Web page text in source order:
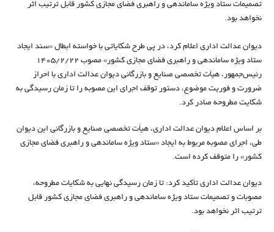
تصمیمات ستاد ویژه ساماندهی و راهبری فضای مجازی کشور قابل ترتیب اثر
نخواهد بود.
دیوان عدالت اداری اعلام کرد، در پی طرح شکایاتی با خواسته ابطال «سند ایجاد
ستاد ویژه ساماندهی و راهبری فضای مجازی کشور» مصوب ۱۴۰۵/۲/۲۲
رئیس‌جمهور، هیأت تخصصی صنایع و بازرگانی دیوان عدالت اداری با احراز
ضرورت و فوریت موضوع، دستور توقف اجرای این مصوبه را تا زمان رسیدگی به
شکایت مطروحه صادر کرد.
بر اساس اعلام دیوان عدالت اداری، هیأت تخصصی صنایع و بازرگانی این دیوان
طی، اجرای مصوبه مربوط به ایجاد «ستاد ویژه ساماندهی و راهبری فضای مجازی
کشور» را متوقف کرده است.
دیوان عدالت اداری تأکید کرد: تا زمان رسیدگی نهایی به شکایات مطروحه،
مصوبات و تصمیمات ستاد ویژه ساماندهی و راهبری فضای مجازی کشور قابل
ترتیب اثر نخواهد بود.